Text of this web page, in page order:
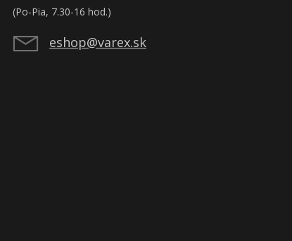
(Po-Pia, 7.30-16 hod.)
eshop@varex.sk